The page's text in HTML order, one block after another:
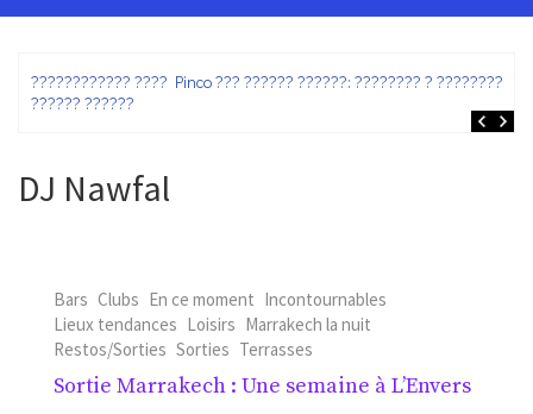
???????????? ???? Pinco ??? ?????? ??????: ???????? ? ???????? ?
?????? ??????
DJ Nawfal
Bars Clubs En ce moment Incontournables
Lieux tendances Loisirs Marrakech la nuit
Restos/Sorties Sorties Terrasses
Sortie Marrakech : Une semaine à L’Envers